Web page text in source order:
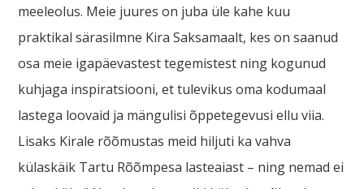
meeleolus. Meie juures on juba üle kahe kuu
praktikal särasilmne Kira Saksamaalt, kes on saanud
osa meie igapäevastest tegemistest ning kogunud
kuhjaga inspiratsiooni, et tulevikus oma kodumaal
lastega loovaid ja mängulisi õppetegevusi ellu viia.
Lisaks Kirale rõõmustas meid hiljuti ka vahva
külaskäik Tartu Rõõmpesa lasteaiast – ning nemad ei